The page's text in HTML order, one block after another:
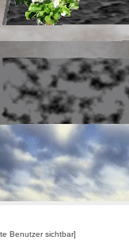
Benutzer sichtbar]